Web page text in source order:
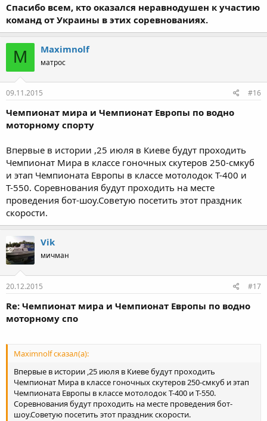
Спасибо всем, кто оказался неравнодушен к участию
команд от Украины в этих соревнованиях.
M Maximnolf
матрос
09.11.2015 #16
Чемпионат мира и Чемпионат Европы по водно
моторному спорту
Впервые в истории ,25 июля в Киеве будут проходить
Чемпионат Мира в классе гоночных скутеров 250-смкуб
и этап Чемпионата Европы в классе мотолодок Т-400 и
Т-550. Соревнования будут проходить на месте
проведения бот-шоу.Советую посетить этот праздник
скорости.
Vik
мичман
20.12.2015 #17
Re: Чемпионат мира и Чемпионат Европы по водно
моторному спо
Maximnolf сказал(а):
Впервые в истории ,25 июля в Киеве будут проходить
Чемпионат Мира в классе гоночных скутеров 250-смкуб и этап
Чемпионата Европы в классе мотолодок Т-400 и Т-550.
Соревнования будут проходить на месте проведения бот-
шоу.Советую посетить этот праздник скорости.